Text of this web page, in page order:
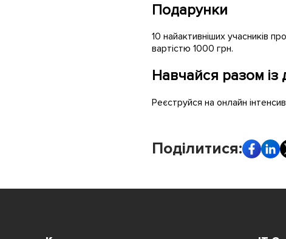
Подарунки
10 найактивніших учасників
вартістю 1000 грн.
Навчайся разом із
Реєструйся на онлайн
Поділитися: